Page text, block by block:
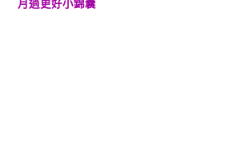
月過更好小錦囊